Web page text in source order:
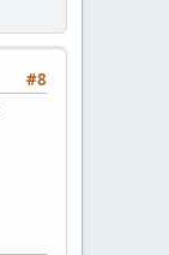
#8